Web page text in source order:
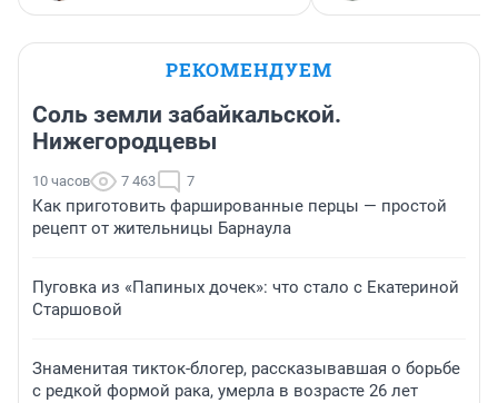
РЕКОМЕНДУЕМ
Соль земли забайкальской.
Нижегородцевы
10 часов 7 463 7
Как приготовить фаршированные перцы — простой
рецепт от жительницы Барнаула
Пуговка из «Папиных дочек»: что стало с Екатериной
Старшовой
Знаменитая тикток-блогер, рассказывавшая о борьбе
с редкой формой рака, умерла в возрасте 26 лет